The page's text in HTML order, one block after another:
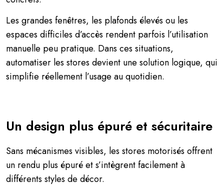
Les grandes fenêtres, les plafonds élevés ou les
espaces difficiles d’accès rendent parfois l’utilisation
manuelle peu pratique. Dans ces situations,
automatiser les stores devient une solution logique, qui
simplifie réellement l’usage au quotidien.
Un design plus épuré et sécuritaire
Sans mécanismes visibles, les stores motorisés offrent
un rendu plus épuré et s’intègrent facilement à
différents styles de décor.